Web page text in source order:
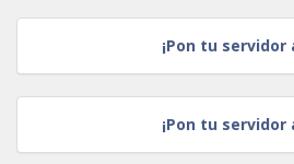
¡Pon tu servidor
¡Pon tu servidor